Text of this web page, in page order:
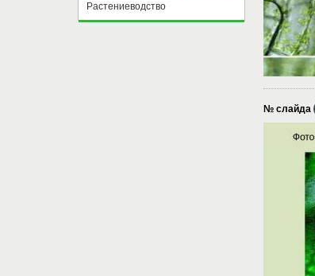
Растениеводство
№ слайда